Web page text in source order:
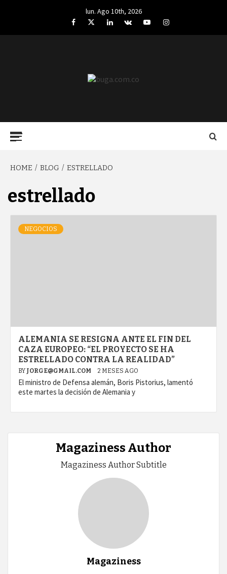
lun. Ago 10th, 2026
FacebookTwitterLinkedIn
VK YouTubeInstagram
HOME BLOG ESTRELLADO
estrellado
NEGOCIOS
ALEMANIA SE RESIGNA ANTE EL FIN DEL
CAZA EUROPEO: “EL PROYECTO SE HA
ESTRELLADO CONTRA LA REALIDAD”
BY JORGE@GMAIL.COM 2 MESES AGO
El ministro de Defensa alemán, Boris Pistorius, lamentó
este martes la decisión de Alemania y
Magaziness Author
Magaziness Author Subtitle
Magaziness